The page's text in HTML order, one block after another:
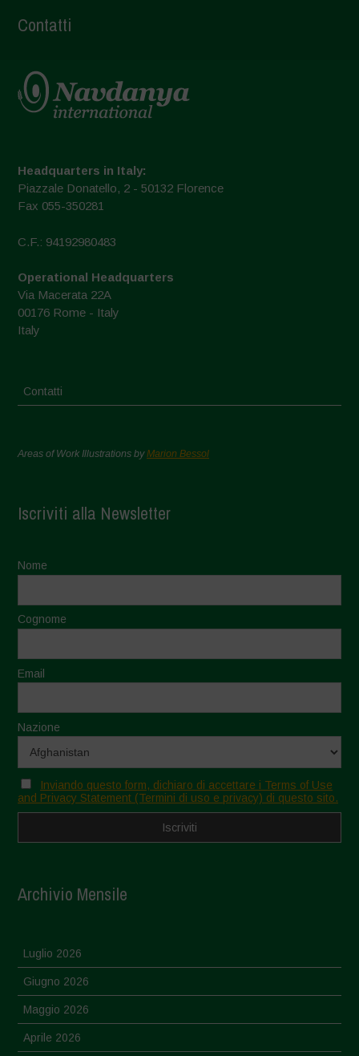
Contatti
Headquarters in Italy:
Piazzale Donatello, 2 - 50132 Florence
Fax 055-350281
C.F.: 94192980483
Operational Headquarters
Via Macerata 22A
00176 Rome - Italy
Italy
Contatti
Areas of Work Illustrations byMarion Bessol
Iscriviti alla Newsletter
Nome
Cognome
Email
Nazione
Inviando questo form, dichiaro di accettare i Terms of Use
and Privacy Statement (Termini di uso e privacy) di questo sito.
Archivio Mensile
Luglio 2026
Giugno 2026
Maggio 2026
Aprile 2026